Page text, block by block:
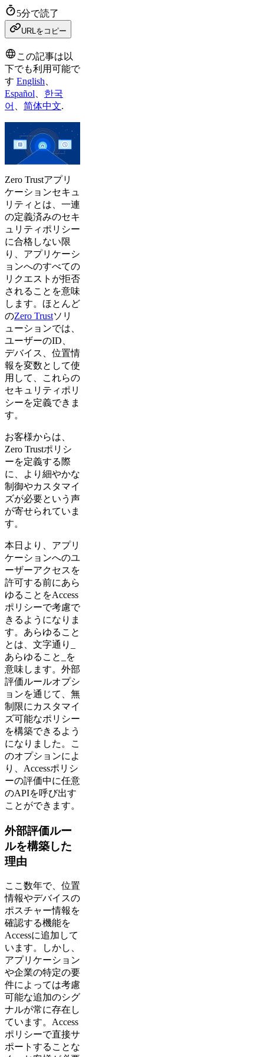
5分で読了
URLをコピー
この記事は以
下でも利用可能で
す English
Español
한국
어
简体中文.
Zero Trustアプリ
ケーションセキュ
リティとは、一連
の定義済みのセキ
ュリティポリシー
に合格しない限
り、アプリケーシ
ョンへのすべての
リクエストが拒否
されることを意味
します。ほとんど
のZero Trustソリ
ューションでは、
ユーザーのID、
デバイス、位置情
報を変数として使
用して、これらの
セキュリティポリ
シーを定義できま
す。
お客様からは、
Zero Trustポリシ
ーを定義する際
に、より細やかな
制御やカスタマイ
ズが必要という声
が寄せられていま
す。
本日より、アプリ
ケーションへのユ
ーザーアクセスを
許可する前にあら
ゆることをAccess
ポリシーで考慮で
きるようになりま
す。あらゆること
とは、文字通り_
あらゆること_を
意味します。外部
評価ルールオプシ
ョンを通じて、無
制限にカスタマイ
ズ可能なポリシー
を構築できるよう
になりました。こ
のオプションによ
り、Accessポリシ
ーの評価中に任意
のAPIを呼び出す
ことができます。
外部評価ルー
ルを構築した
理由
ここ数年で、位置
情報やデバイスの
ポスチャー情報を
確認する機能を
Accessに追加して
います。しかし、
アプリケーション
や企業の特定の要
件によっては考慮
可能な追加のシグ
ナルが常に存在し
ています。Access
ポリシーで直接サ
ポートすることな